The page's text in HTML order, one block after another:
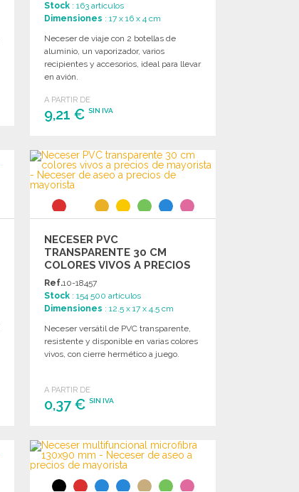
Stock : 163 artículos
Dimensiones : 17 x 16 x 4 cm
Neceser de viaje con 2 botellas de
aluminio, un vaporizador, varios
recipientes y accesorios, ideal para llevar
en avión.
A PARTIR DE
9,21 €SIN IVA
Solicitar un presupuesto
NECESER PVC
TRANSPARENTE 30 CM
COLORES VIVOS A PRECIOS
DE MAYORISTA
Ref.10-18457
Stock : 154 500 artículos
Dimensiones : 12.5 x 17 x 4.5 cm
Neceser versátil de PVC transparente,
resistente y disponible en varias colores
vivos, con cierre hermético a juego.
A PARTIR DE
0,37 €SIN IVA
Solicitar un presupuesto